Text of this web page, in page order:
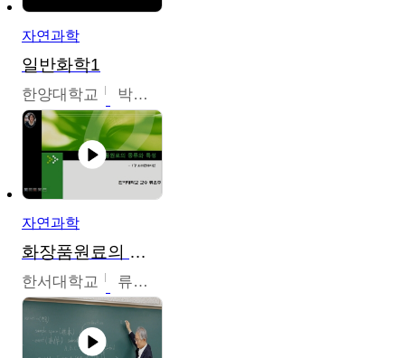
자연과학
일반화학1
한양대학교 박경호
자연과학
화장품원료의 종류와 특성
한서대학교 류은주